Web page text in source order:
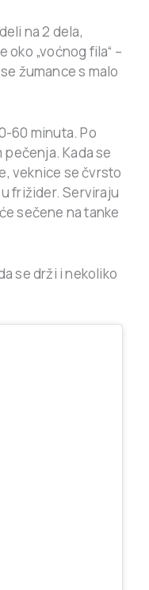
na 2 dela,
„voćnog fila“ –
žumance s malo
60 minuta. Po
Kada se
veknice se čvrsto
frižider. Serviraju
sečene na tanke
se drži i nekoliko